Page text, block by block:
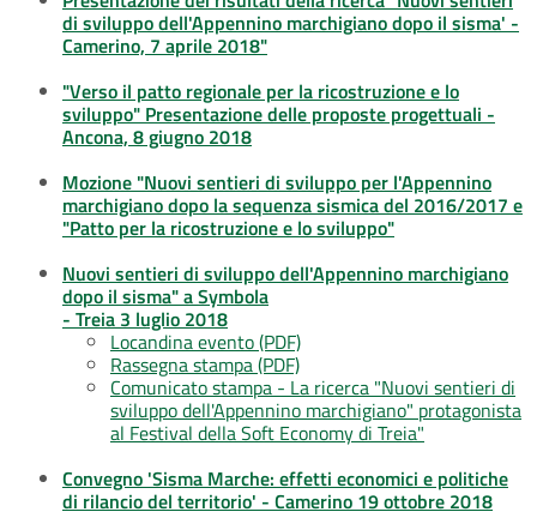
di sviluppo dell'Appennino marchigiano dopo il sisma' -
Camerino, 7 aprile 2018"
"Verso il patto regionale per la ricostruzione e lo
sviluppo" Presentazione delle proposte progettuali -
Ancona, 8 giugno 2018
Mozione "Nuovi sentieri di sviluppo per l'Appennino
marchigiano dopo la sequenza sismica del 2016/2017 e
"Patto per la ricostruzione e lo sviluppo"
Nuovi sentieri di sviluppo dell'Appennino marchigiano
dopo il sisma" a Symbola
- Treia 3 luglio 2018
Locandina evento (PDF)
Rassegna stampa (PDF)
Comunicato stampa - La ricerca "Nuovi sentieri di
sviluppo dell'Appennino marchigiano" protagonista
al Festival della Soft Economy di Treia"
Convegno 'Sisma Marche: effetti economici e politiche
di rilancio del territorio' - Camerino 19 ottobre 2018